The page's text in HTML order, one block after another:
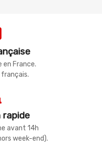
en France.
rapide
avant 14h
week-end).